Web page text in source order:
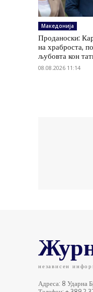
Македонија
Проданоски:
на храброста,
љубовта кон
08.08.2026 11:14
независен
Адреса: 8 Ударна